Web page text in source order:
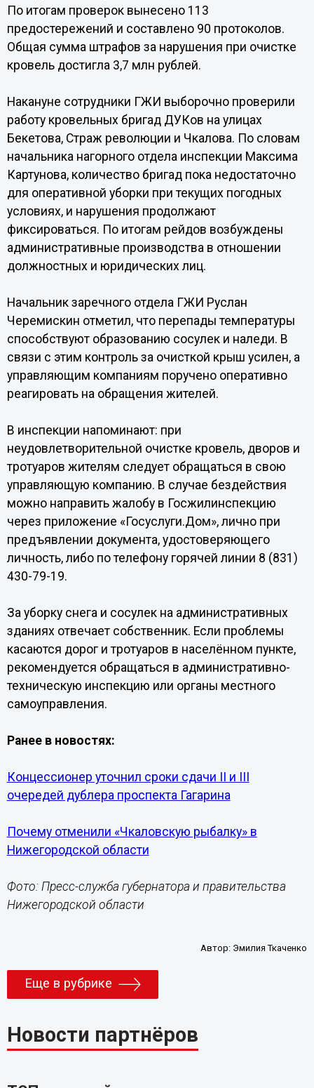
По итогам проверок вынесено 113
предостережений и составлено 90 протоколов.
Общая сумма штрафов за нарушения при очистке
кровель достигла 3,7 млн рублей.
Накануне сотрудники ГЖИ выборочно проверили
работу кровельных бригад ДУКов на улицах
Бекетова, Страж революции и Чкалова. По словам
начальника нагорного отдела инспекции Максима
Картунова, количество бригад пока недостаточно
для оперативной уборки при текущих погодных
условиях, и нарушения продолжают
фиксироваться. По итогам рейдов возбуждены
административные производства в отношении
должностных и юридических лиц.
Начальник заречного отдела ГЖИ Руслан
Черемискин отметил, что перепады температуры
способствуют образованию сосулек и наледи. В
связи с этим контроль за очисткой крыш усилен, а
управляющим компаниям поручено оперативно
реагировать на обращения жителей.
В инспекции напоминают: при
неудовлетворительной очистке кровель, дворов и
тротуаров жителям следует обращаться в свою
управляющую компанию. В случае бездействия
можно направить жалобу в Госжилинспекцию
через приложение «Госуслуги.Дом», лично при
предъявлении документа, удостоверяющего
личность, либо по телефону горячей линии 8 (831)
430-79-19.
За уборку снега и сосулек на административных
зданиях отвечает собственник. Если проблемы
касаются дорог и тротуаров в населённом пункте,
рекомендуется обращаться в административно-
техническую инспекцию или органы местного
самоуправления.
Ранее в новостях:
Концессионер уточнил сроки сдачи II и III
очередей дублера проспекта Гагарина
Почему отменили «Чкаловскую рыбалку» в
Нижегородской области
Фото: Пресс-служба губернатора и правительства
Нижегородской области
Автор: Эмилия Ткаченко
Еще в рубрике
Новости партнёров